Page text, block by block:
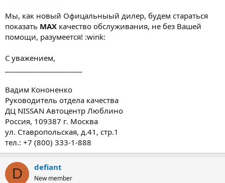
Мы, как новый Офицальныый дилер, будем стараться
показать МАХ качество обслуживания, не без Вашей
помощи, разумеется! :wink:
С уважением,
Вадим Кононенко
Руководитель отдела качества
ДЦ NISSAN Автоцентр Люблино
Россия, 109387 г. Москва
ул. Ставропольская, д.41, стр.1
тел.: +7 (800) 333-1-888
D defiant
New member